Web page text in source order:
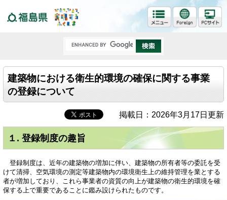
建築物における衛生的環境の確保に関する事業
の登録について
掲載日：2026年3月17日更新
１. 登録制度の趣旨
登録制度は、近年の建築物の増加に伴い、建築物の所有者等の委託を受
けて清掃、空気環境の測定等建築物内の環境衛生上の維持管理を業とする
者が増加しており、これら事業者の資質の向上が建築物の衛生的環境を確
保する上で重要であることに鑑み設けられたものです。